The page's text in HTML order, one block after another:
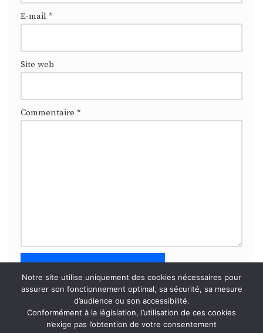
E-mail *
Site web
Commentaire *
Ce site utilise Akismet pour réduire les indésirables.En
savoir plus sur la façon dont les données de vos
Notre site utilise uniquement des cookies nécessaires pour
assurer son fonctionnement optimal, sa sécurité, sa mesure
d’audience ou son accessibilité.
Conformément à la législation, l’utilisation de ces cookies
n’exige pas l’obtention de votre consentement